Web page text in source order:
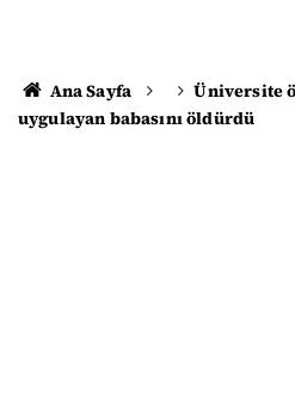
Ana Sayfa
Üniversite
uygulayan babasını öldürdü